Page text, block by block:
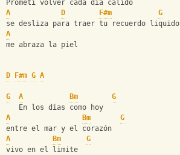
Prometí volver cada día cálido
A
D F#m
G
se desliza para traer tu recuerdo liquido
A
me abraza la piel
D F#m G A
G A Bm
G
   En los días como hoy
A
Bm
G
entre el mar y el corazón
A
Bm
G
vivo en el limite